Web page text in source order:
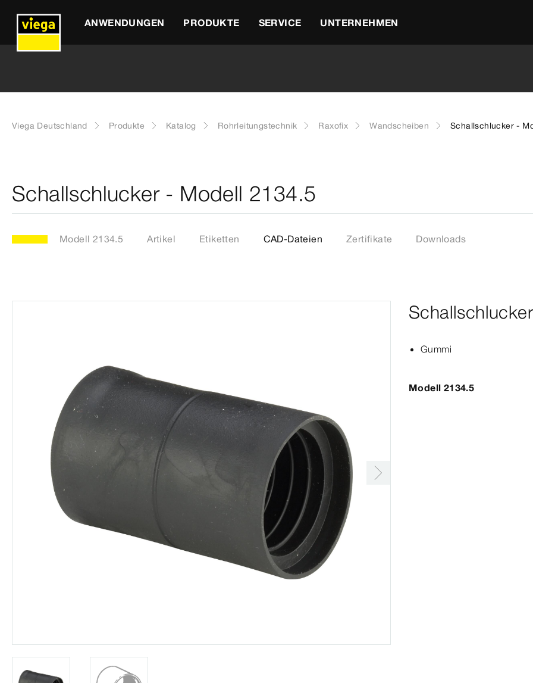
ANWENDUNGEN PRODUKTE SERVICE UNTERNEHMEN
Viega Deutschland Produkte Katalog Rohrleitungstechnik Raxofix Wandscheiben Schallschlucker -
Schallschlucker - Modell 2134.5
Modell 2134.5 Artikel Etiketten CAD-Dateien Zertifikate Downloads
Schallschlucker
Gummi
Modell 2134.5